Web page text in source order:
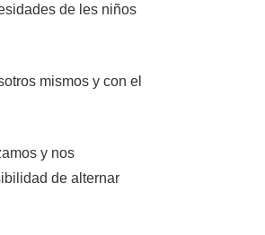
de les niños
mismos y con el
y nos
de alternar